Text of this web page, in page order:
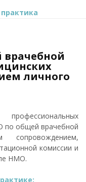
личного
по общей врачебной
комиссии и
НМО.